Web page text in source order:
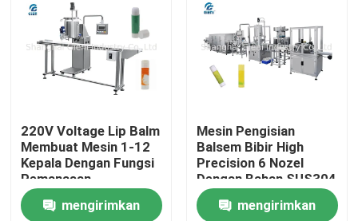
Produk
Video
Tentang Kami
Tur Pabrik
220V Voltage Lip Balm
Membuat Mesin 1-12
Kepala Dengan Fungsi
Pemanasan
mengirimkan
Mesin Pengisian
Balsem Bibir High
Precision 6 Nozel
Dengan Bahan SUS304
mengirimkan